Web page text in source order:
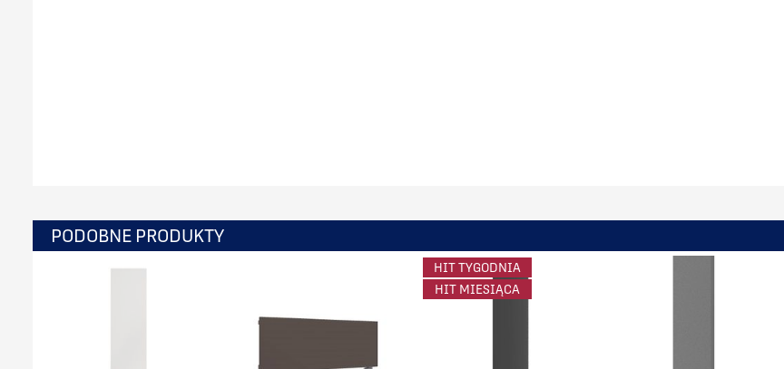
PODOBNE PRODUKTY
HIT TYGODNIA
HIT MIESIĄCA